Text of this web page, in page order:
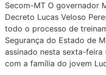
Secom-MT O governador
Decreto Lucas Veloso
todo o processo de
Segurança do Estado de
assinado nesta sexta-
com a família do jovem